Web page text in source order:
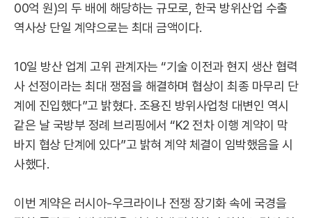
00억 원)의 두 배에 해당하는 규모로, 한국 방위산업 수출
역사상 단일 계약으로는 최대 금액이다.
10일 방산 업계 고위 관계자는 “기술 이전과 현지 생산 협력
사 선정이라는 최대 쟁점을 해결하며 협상이 최종 마무리 단
계에 진입했다”고 밝혔다. 조용진 방위사업청 대변인 역시
같은 날 국방부 정례 브리핑에서 “K2 전차 이행 계약이 막
바지 협상 단계에 있다”고 밝혀 계약 체결이 임박했음을 시
사했다.
이번 계약은 러시아-우크라이나 전쟁 장기화 속에 국경을